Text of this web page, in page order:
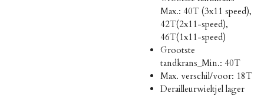
Max.: 40T (3x11 speed),
42T(2x11-speed),
46T(1x11-speed)
Grootste
tandkrans_Min.: 40T
Max. verschil/voor: 18T
Derailleurwieltjel lager